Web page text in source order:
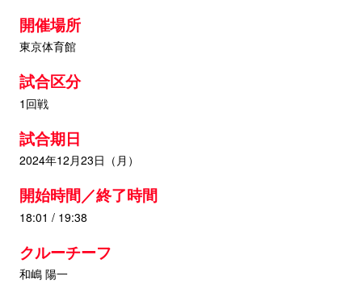
開催場所
東京体育館
試合区分
1回戦
試合期日
2024年12月23日（月）
開始時間／終了時間
18:01 / 19:38
クルーチーフ
和嶋 陽一